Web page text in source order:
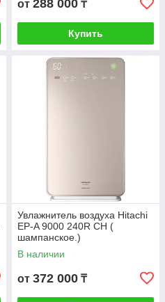
от 288 000 ₸
Купить
Увлажнитель воздуха Hitachi
EP-A 9000 240R СH (
шампанское.)
В наличии
от 372 000 ₸